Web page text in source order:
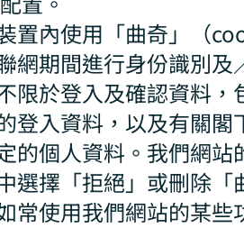
置內使用「曲奇」（
網期間進行身份識別
限於登入及確認資料
登入資料，以及有關
的個人資料。我們網
選擇「拒絕」或刪除
常使用我們網站的某些